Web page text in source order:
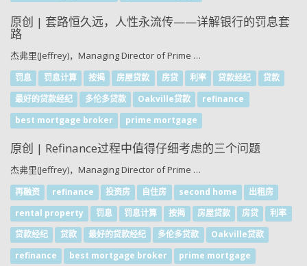
原创 | 套路恒久远，人性永流传——详解银行的罚息套
路
杰弗里(Jeffrey)，Managing Director of Prime …
罚息 罚息计算 按揭 房屋贷款 房贷 利率 贷款经纪
贷款
最好的贷款经纪
多伦多贷款 Oakville贷款
refinance
best mortgage broker
prime mortgage
原创 | Refinance过程中值得仔细考虑的三个问题
杰弗里(Jeffrey)，Managing Director of Prime …
再融资 refinance 投资房 自住房 second home
出租房
rental property
罚息 罚息计算 按揭 房屋贷款 房贷
利率
贷款经纪
贷款 最好的贷款经纪 多伦多贷款
Oakville贷款
refinance
best mortgage broker prime mortgage